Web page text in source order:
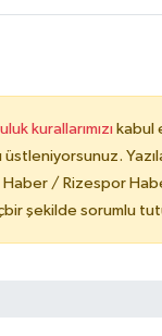
kurallarımızı kabul
/ Rizespor
şekilde sorumlu